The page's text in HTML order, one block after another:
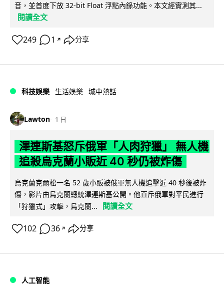
音，並首度下放 32-bit Float 浮點內錄功能。本文經實測其...
閱讀全文
249 1 ↗ 分享
科技娛樂 生活娛樂 城中熱話
Lawton 1 日
澤連斯基怒斥俄軍「人肉狩獵」 無人機
追殺烏克蘭小販近 40 秒仍被炸傷
烏克蘭克爾松一名 52 歲小販被俄軍無人機追擊近 40 秒後被炸
傷，影片由烏克蘭總統澤連斯基公開。他直斥俄軍對平民進行
「狩獵式」攻擊，烏克蘭...
閱讀全文
102 36 ↗ 分享
人工智能